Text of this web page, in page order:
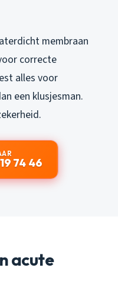
membraan
correcte
alles voor
een klusjesman.
74 46
acute